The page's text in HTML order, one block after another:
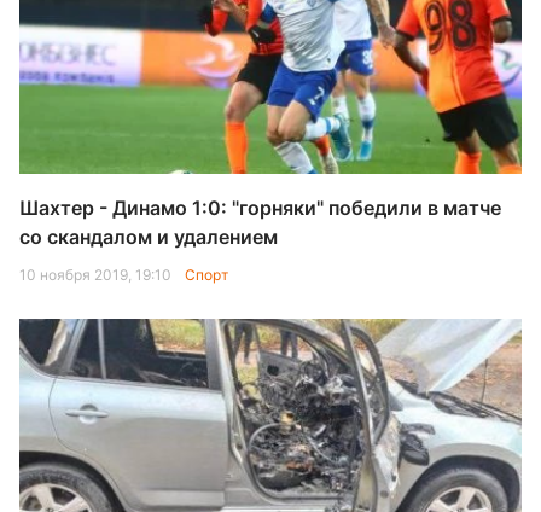
Шахтер - Динамо 1:0: "горняки" победили в матче
со скандалом и удалением
10 ноября 2019, 19:10 Спорт